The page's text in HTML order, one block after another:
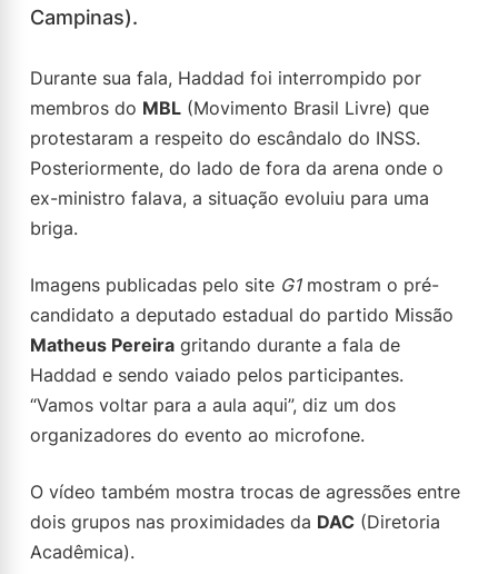
Campinas).
Durante sua fala, Haddad foi interrompido por
membros do MBL (Movimento Brasil Livre) que
protestaram a respeito do escândalo do INSS.
Posteriormente, do lado de fora da arena onde o
ex-ministro falava, a situação evoluiu para uma
briga.
Imagens publicadas pelo site G1mostram o pré-
candidato a deputado estadual do partido Missão
Matheus Pereira gritando durante a fala de
Haddad e sendo vaiado pelos participantes.
“Vamos voltar para a aula aqui”, diz um dos
organizadores do evento ao microfone.
O vídeo também mostra trocas de agressões entre
dois grupos nas proximidades da DAC (Diretoria
Acadêmica).